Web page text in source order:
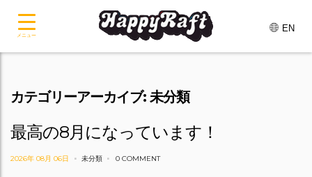
EN
カテゴリーアーカイブ: 未分類
最高の8月になっています！
2026年 08月 06日 未分類 0 COMMENT
メニュー